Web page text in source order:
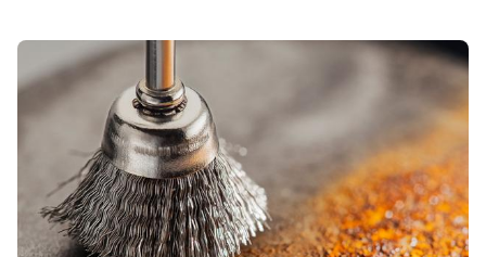
panne courante nécessite un diagnostic méthodique
pour identifier précisément l’origine du
dysfonctionnement et éviter d’aggraver la situation
par une intervention inadaptée. Plus […]